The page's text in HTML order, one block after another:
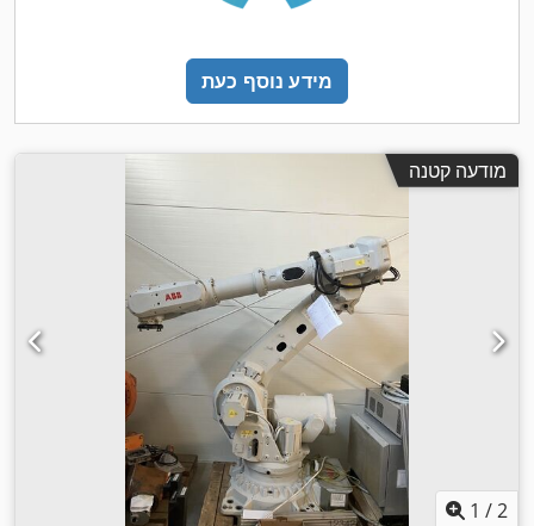
מידע נוסף כעת
מודעה קטנה
1 /2